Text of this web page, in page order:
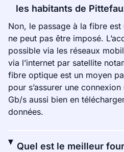
les habitants de
Non, le passage à la fibre
ne peut pas être imposé.
possible via les réseaux
via l’internet par satellite
fibre optique est un moyen
pour s’assurer une
Gb/s aussi bien en
données.
Quel est le meilleur